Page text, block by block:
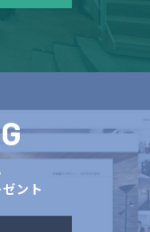
ント